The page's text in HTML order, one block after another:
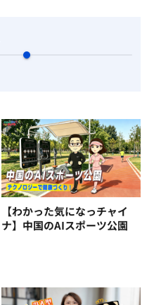
【わかった気になっチャイ
ナ】中国のAIスポーツ公園